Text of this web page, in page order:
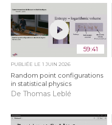
59:41
PUBLIÉE LE1 JUIN 2026
Random point configurations
in statistical physics
De Thomas Leblé